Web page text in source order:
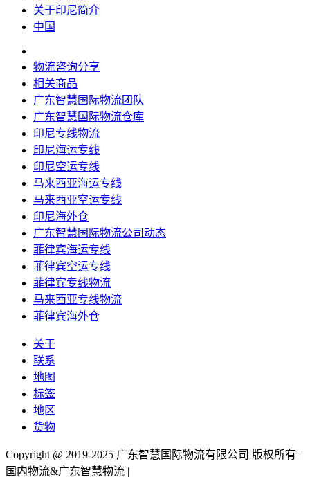
关于印尼简介
中国
物流咨询分享
相关商品
广东智慧国际物流团队
广东智慧国际物流仓库
印尼专线物流
印尼海运专线
印尼空运专线
马来西亚海运专线
马来西亚空运专线
印尼海外仓
广东智慧国际物流公司动态
菲律宾海运专线
菲律宾空运专线
菲律宾专线物流
马来西亚专线物流
菲律宾海外仓
关于
联系
地图
标签
地区
货物
Copyright @ 2019-2025 广东智慧国际物流有限公司 版权所有 |
国内物流&广东智慧物流 |